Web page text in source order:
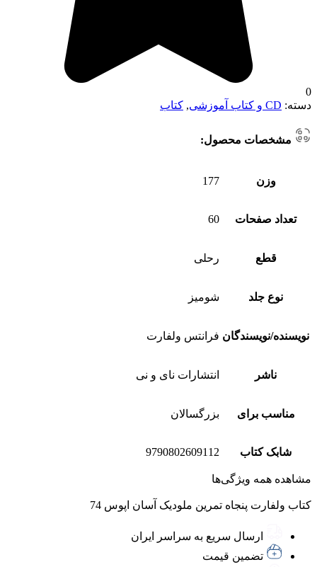
0
دسته: CD و کتاب آموزشی , کتاب
مشخصات محصول:
وزن 177
تعداد صفحات 60
قطع رحلی
نوع جلد شومیز
نویسنده/نویسندگان فرانتس ولفارت
ناشر انتشارات نای و نی
مناسب برای بزرگسالان
شابک کتاب 9790802609112
مشاهده همه ویژگی‌ها
کتاب ولفارت پنجاه تمرین ملودیک آسان اپوس 74
ارسال سریع به سراسر ایران
تضمین قیمت